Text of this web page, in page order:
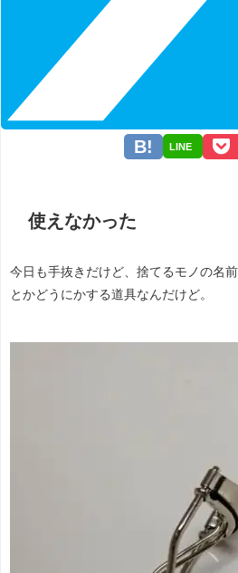
LINE
使えなかった
今日も手抜きだけど、捨てるモノの名
とかどうにかする道具なんだけど。